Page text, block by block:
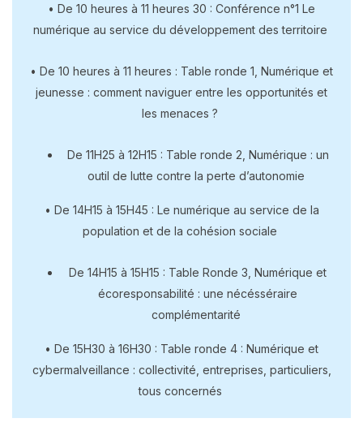
• De 10 heures à 11 heures 30 : Conférence n°1 Le
numérique au service du développement des territoire
• De 10 heures à 11 heures : Table ronde 1, Numérique et
jeunesse : comment naviguer entre les opportunités et
les menaces ?
De 11H25 à 12H15 : Table ronde 2, Numérique : un
outil de lutte contre la perte d’autonomie
• De 14H15 à 15H45 : Le numérique au service de la
population et de la cohésion sociale
De 14H15 à 15H15 : Table Ronde 3, Numérique et
écoresponsabilité : une nécésséraire
complémentarité
• De 15H30 à 16H30 : Table ronde 4 : Numérique et
cybermalveillance : collectivité, entreprises, particuliers,
tous concernés